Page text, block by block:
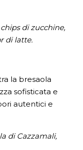
di zucchine,
di latte.
la bresaola
sofisticata e
autentici e
di Cazzamali,